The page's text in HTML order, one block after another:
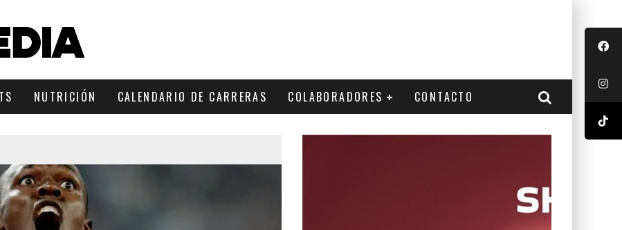
NUTRICIÓN CALENDARIO DE CARRERAS COLABORADORES CONTACTO